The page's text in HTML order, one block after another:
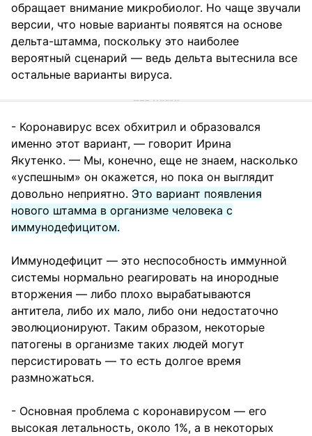
обращает внимание микробиолог. Но чаще звучали
версии, что новые варианты появятся на основе
дельта-штамма, поскольку это наиболее
вероятный сценарий — ведь дельта вытеснила все
остальные варианты вируса.
- Коронавирус всех обхитрил и образовался
именно этот вариант, — говорит Ирина
Якутенко. — Мы, конечно, еще не знаем, насколько
«успешным» он окажется, но пока он выглядит
довольно неприятно. Это вариант появления
нового штамма в организме человека с
иммунодефицитом.
Иммунодефицит — это неспособность иммунной
системы нормально реагировать на инородные
вторжения — либо плохо вырабатываются
антитела, либо их мало, либо они недостаточно
эволюционируют. Таким образом, некоторые
патогены в организме таких людей могут
персистировать — то есть долгое время
размножаться.
- Основная проблема с коронавирусом — его
высокая летальность, около 1%, а в некоторых